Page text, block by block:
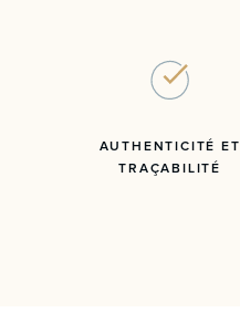
AUTHENTICITÉ ET
TRAÇABILITÉ